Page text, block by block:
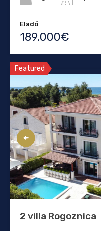
Eladó
189.000€
Featured
2 villa Rogoznica